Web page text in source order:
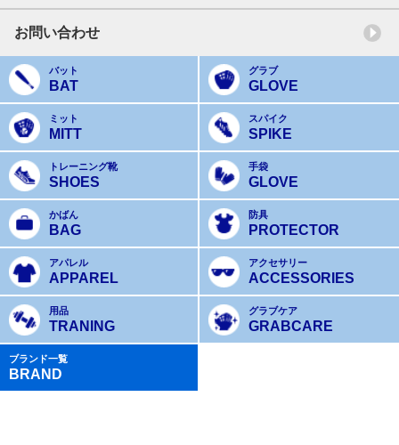
お問い合わせ
バット
BAT
グラブ
GLOVE
ミット
MITT
スパイク
SPIKE
トレーニング靴
SHOES
手袋
GLOVE
かばん
BAG
防具
PROTECTOR
アパレル
APPAREL
アクセサリー
ACCESSORIES
用品
TRANING
グラブケア
GRABCARE
ブランド一覧
BRAND